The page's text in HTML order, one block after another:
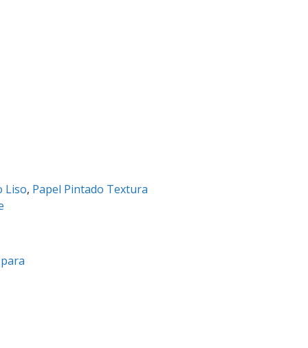
Liso, Papel Pintado Textura